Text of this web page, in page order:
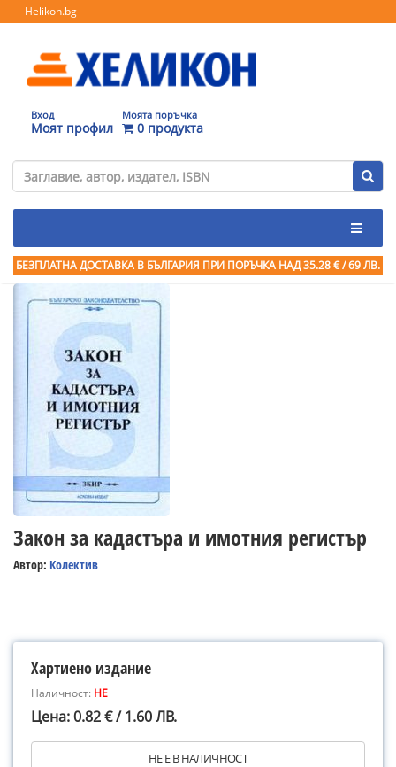
Helikon.bg
Вход
Моят профил
Моята поръчка
0 продукта
БЕЗПЛАТНА ДОСТАВКА В БЪЛГАРИЯ ПРИ ПОРЪЧКА НАД 35.28 € / 69 ЛВ.
Закон за кадастъра и имотния регистър
Автор: Колектив
Хартиено издание
Наличност: НЕ
Цена: 0.82 € / 1.60 ЛВ.
НЕ Е В НАЛИЧНОСТ